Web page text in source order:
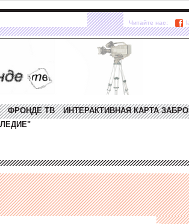
Читайте нас:
ФРОНДЕ ТВ
ИНТЕРАКТИВНАЯ КАРТА